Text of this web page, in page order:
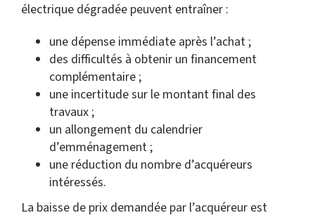
électrique dégradée peuvent entraîner :
une dépense immédiate après l’achat ;
des difficultés à obtenir un financement
complémentaire ;
une incertitude sur le montant final des
travaux ;
un allongement du calendrier
d’emménagement ;
une réduction du nombre d’acquéreurs
intéressés.
La baisse de prix demandée par l’acquéreur est